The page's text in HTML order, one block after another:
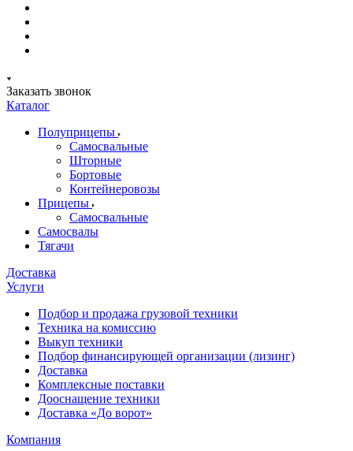
Заказать звонок
Каталог
Полуприцепы
Самосвальные
Шторные
Бортовые
Контейнеровозы
Прицепы
Самосвальные
Самосвалы
Тягачи
Доставка
Услуги
Подбор и продажа грузовой техники
Техника на комиссию
Выкуп техники
Подбор финансирующей организации (лизинг)
Доставка
Комплексные поставки
Дооснащение техники
Доставка «До ворот»
Компания